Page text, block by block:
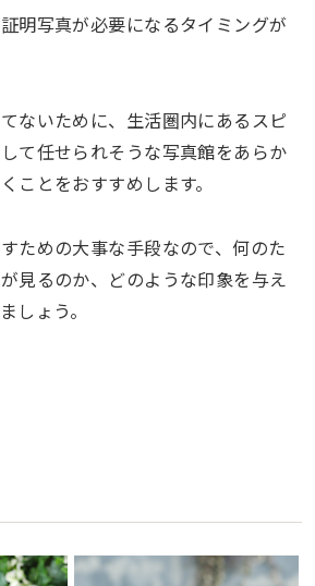
明写真が必要になるタイミングが
ないために、生活圏内にあるスピ
て任せられそうな写真館をあらか
ことをおすすめします。
ための大事な手段なので、何のた
見るのか、どのような印象を与え
しょう。